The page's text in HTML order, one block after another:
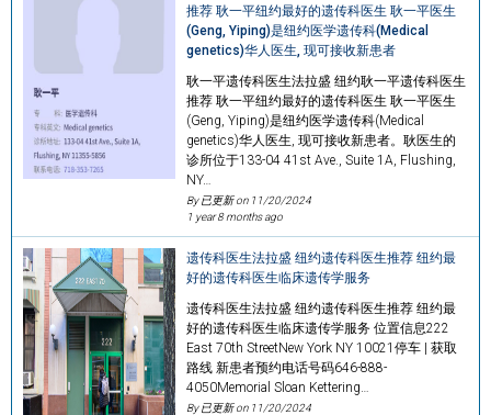
推荐 耿一平纽约最好的遗传科医生 耿一平医生
(Geng, Yiping)是纽约医学遗传科(Medical
genetics)华人医生, 现可接收新患者
耿一平遗传科医生法拉盛 纽约耿一平遗传科医生
推荐 耿一平纽约最好的遗传科医生 耿一平医生
(Geng, Yiping)是纽约医学遗传科(Medical
genetics)华人医生, 现可接收新患者。耿医生的
诊所位于133-04 41st Ave., Suite 1A, Flushing,
NY…
By 已更新 on 11/20/2024
1 year 8 months ago
遗传科医生法拉盛 纽约遗传科医生推荐 纽约最
好的遗传科医生临床遗传学服务
遗传科医生法拉盛 纽约遗传科医生推荐 纽约最
好的遗传科医生临床遗传学服务 位置信息222
East 70th StreetNew York NY 10021停车 | 获取
路线 新患者预约电话号码646-888-
4050Memorial Sloan Kettering…
By 已更新 on 11/20/2024